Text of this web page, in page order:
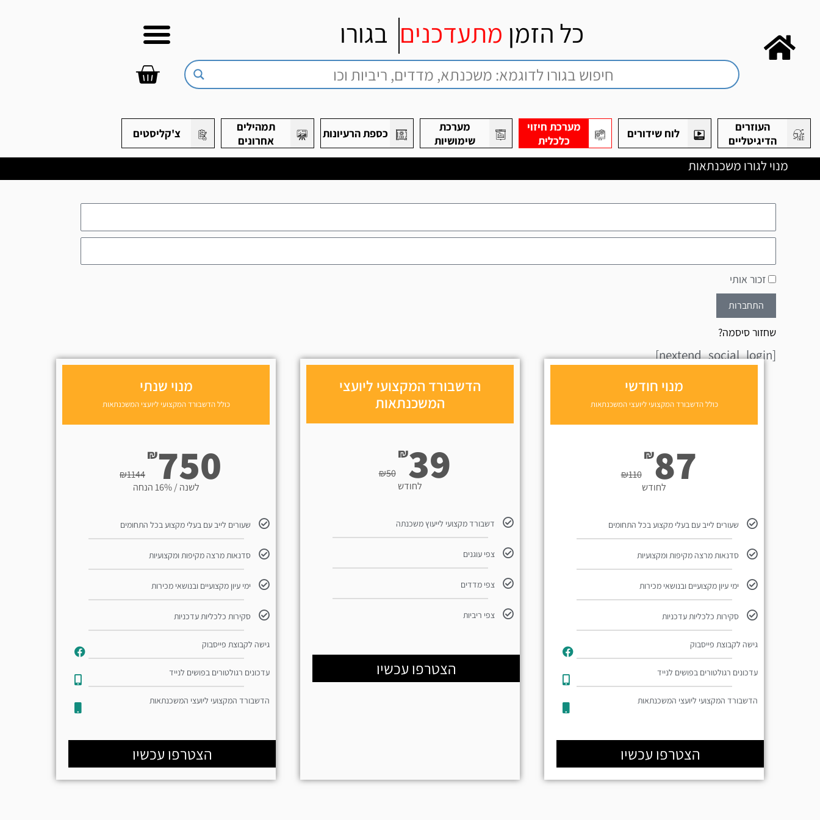
כל הזמן מתעדכנים בגורו
עגלת
העוזרים
הדיגיטליים
לוח שידורים
מערכת חיזוי
כלכלית
מערכת
שימושיות
כספת הרעיונות
תמהילים
אחרונים
צ'קליסטים
מנוי לגורו משכנתאות
זכור אותי
התחברות
שחזור סיסמה?
[nextend_social_login]
מנוי חודשי
כולל הדשבורד המקצועי ליועצי המשכנתאות
₪110
₪87לחודש
שעורים לייב עם בעלי מקצוע בכל התחומים
סדנאות מרצה מקיפות ומקצועיות
ימי עיון מקצועיים ובנושאי מכירות
סקירות כלכליות עדכניות
גישה לקבוצת פייסבוק
עדכונים רגולטורים בפושים לנייד​
הדשבורד המקצועי ליועצי המשכנתאות
הצטרפו עכשיו
הדשבורד המקצועי ליועצי
המשכנתאות
₪50
₪39
לחודש
דשבורד מקצועי לייעוץ משכנתה
צפי עוגנים
צפי מדדים
צפי ריביות
הצטרפו עכשיו
מנוי שנתי
כולל הדשבורד המקצועי ליועצי המשכנתאות
₪1144
₪750
לשנה / 16% הנחה
שעורים לייב עם בעלי מקצוע בכל התחומים
סדנאות מרצה מקיפות ומקצועיות
ימי עיון מקצועיים ובנושאי מכירות
סקירות כלכליות עדכניות
גישה לקבוצת פייסבוק
עדכונים רגולטורים בפושים לנייד​
הדשבורד המקצועי ליועצי המשכנתאות
הצטרפו עכשיו